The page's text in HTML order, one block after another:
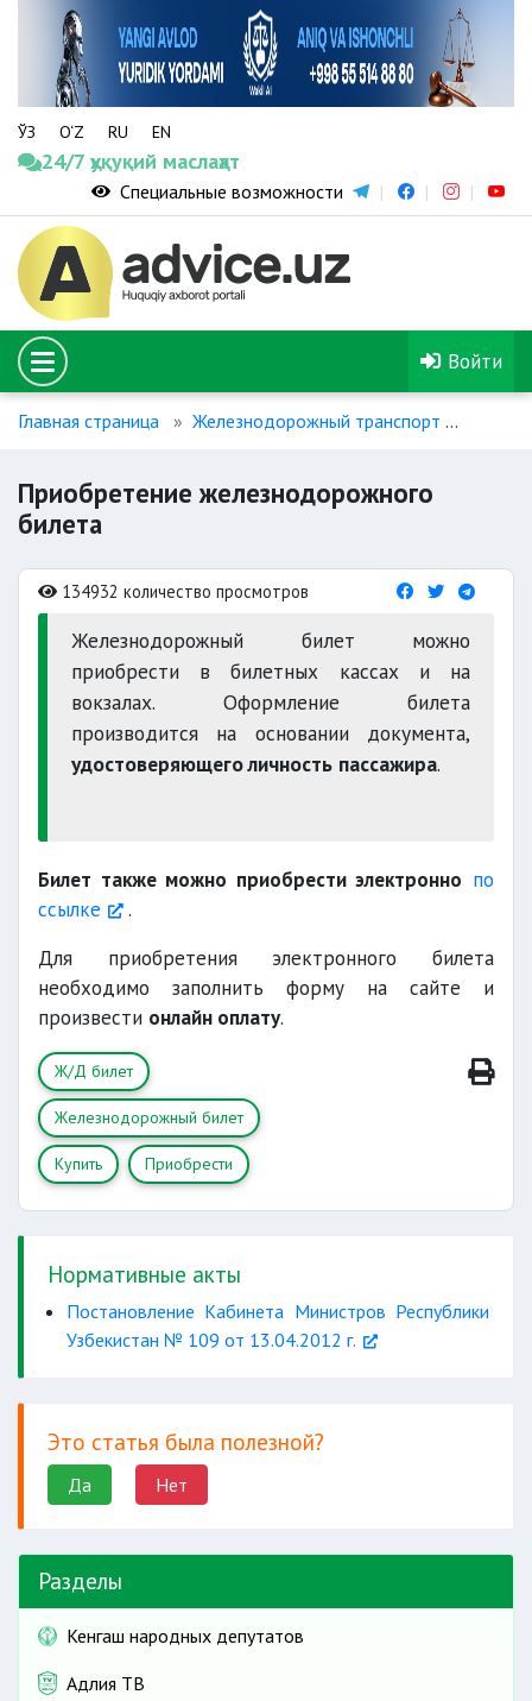
ЎЗ O‘Z RU EN
24/7 ҳуқуқий маслаҳат
Специальные возможности
Войти
Главная страница Железнодорожный транспорт
Приобретение железнодорожного
билета
134932 количество просмотров
Железнодорожный билет можно
приобрести в билетных кассах и на
вокзалах. Оформление билета
производится на основании документа,
удостоверяющего личность пассажира.
Билет также можно приобрести электронно по
ссылке
.
Для приобретения электронного билета
необходимо заполнить форму на сайте и
произвести онлайн оплату.
Ж/Д билет
Железнодорожный билет
Купить Приобрести
Нормативные акты
Постановление Кабинета Министров Республики
Узбекистан № 109 от 13.04.2012 г.
Это статья была полезной?
Да Нет
Разделы
Кенгаш народных депутатов
Адлия ТВ